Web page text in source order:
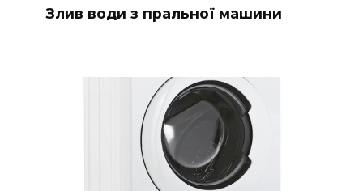
Злив води з пральної машини